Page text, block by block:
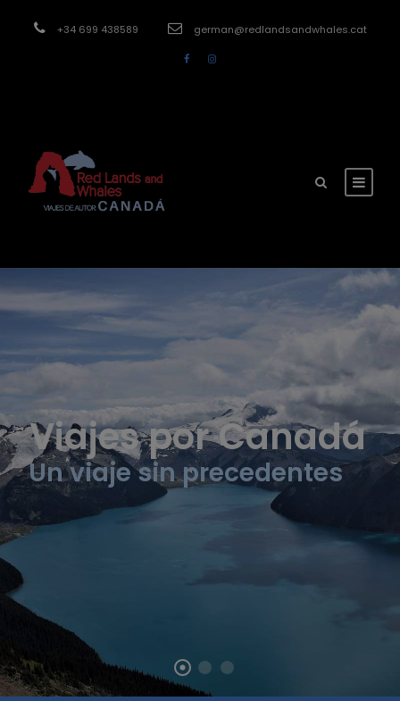
+34 699 438589 german@redlandsandwhales.cat
Viajes por Canadá
Un viaje sin precedentes